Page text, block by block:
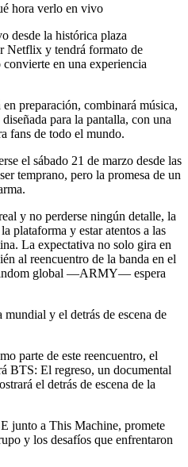
hora verlo en vivo
desde la histórica plaza
Netflix y tendrá formato de
en una experiencia
en preparación, combinará música,
para la pantalla, con una
fans de todo el mundo.
el sábado 21 de marzo desde las
temprano, pero la promesa de un
y no perderse ningún detalle, la
plataforma y estar atentos a las
La expectativa no solo gira en
al reencuentro de la banda en el
global —ARMY— espera
y el detrás de escena de
parte de este reencuentro, el
BTS: El regreso, un documental
el detrás de escena de la
junto a This Machine, promete
y los desafíos que enfrentaron